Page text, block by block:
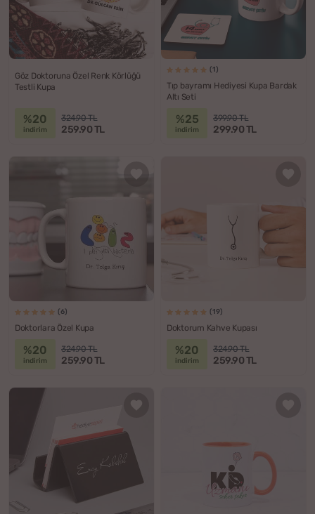
Göz Doktoruna Özel Renk Körlüğü
Testli Kupa
%20
indirim
324.90 TL
259.90 TL
(1)
Tıp bayramı Hediyesi Kupa Bardak
Altı Seti
%25
indirim
399.90 TL
299.90 TL
(6)
Doktorlara Özel Kupa
%20
indirim
324.90 TL
259.90 TL
(19)
Doktorum Kahve Kupası
%20
indirim
324.90 TL
259.90 TL